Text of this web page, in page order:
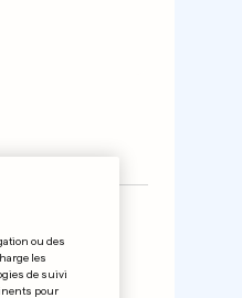
ou des
les
de suivi
pour